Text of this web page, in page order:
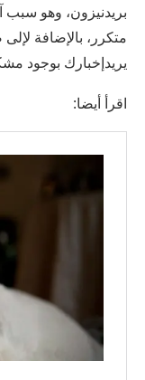
بريدنيزون، وهو
متكرر، بالإضافة
يريدإخبارك بوجود
اقرأ أيضا: